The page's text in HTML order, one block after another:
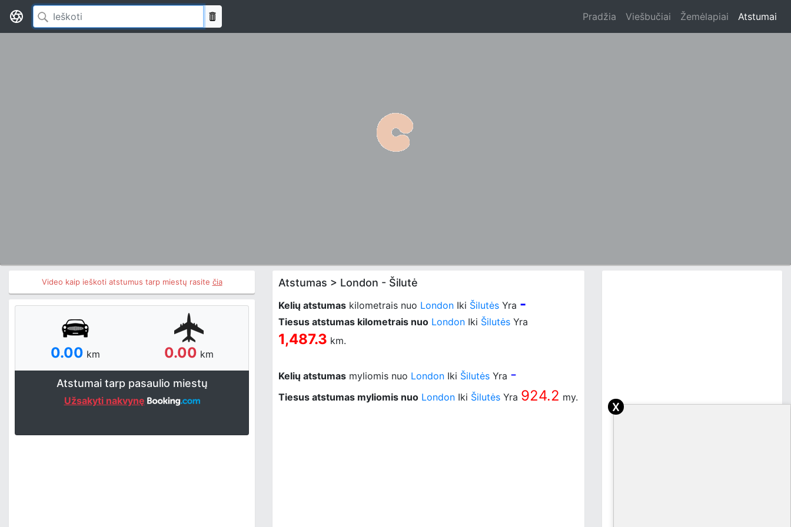
Pradžia Viešbučiai Žemėlapiai Atstumai
Video kaip ieškoti atstumus tarp miestų rasite čia
0.00 km 0.00 km
Atstumai tarp pasaulio miestų
Užsakyti nakvynę
Atstumas > London - Šilutė
Kelių atstumas kilometrais nuo London Iki Šilutės Yra -
Tiesus atstumas kilometrais nuo London Iki Šilutės Yra
1,487.3 km.
Kelių atstumas myliomis nuo London Iki Šilutės Yra -
Tiesus atstumas myliomis nuo London Iki Šilutės Yra 924.2 my. x